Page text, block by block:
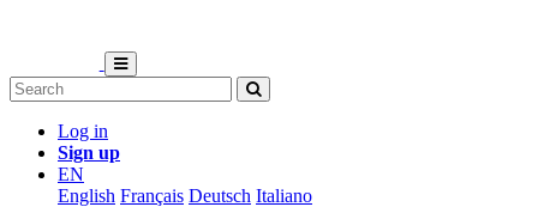
Log in
Sign up
EN
English Français Deutsch Italiano